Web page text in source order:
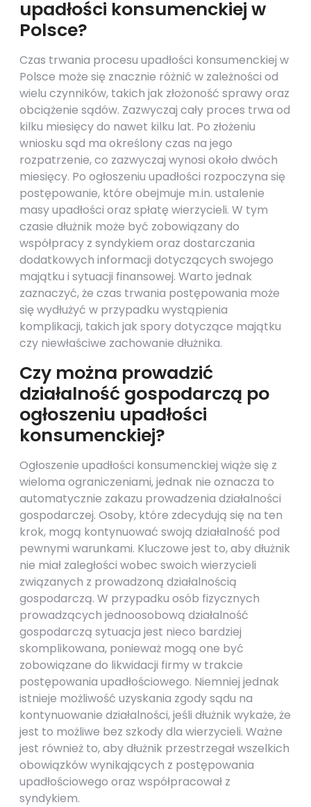
upadłości konsumenckiej w
Polsce?
Czas trwania procesu upadłości konsumenckiej w
Polsce może się znacznie różnić w zależności od
wielu czynników, takich jak złożoność sprawy oraz
obciążenie sądów. Zazwyczaj cały proces trwa od
kilku miesięcy do nawet kilku lat. Po złożeniu
wniosku sąd ma określony czas na jego
rozpatrzenie, co zazwyczaj wynosi około dwóch
miesięcy. Po ogłoszeniu upadłości rozpoczyna się
postępowanie, które obejmuje m.in. ustalenie
masy upadłości oraz spłatę wierzycieli. W tym
czasie dłużnik może być zobowiązany do
współpracy z syndykiem oraz dostarczania
dodatkowych informacji dotyczących swojego
majątku i sytuacji finansowej. Warto jednak
zaznaczyć, że czas trwania postępowania może
się wydłużyć w przypadku wystąpienia
komplikacji, takich jak spory dotyczące majątku
czy niewłaściwe zachowanie dłużnika.
Czy można prowadzić
działalność gospodarczą po
ogłoszeniu upadłości
konsumenckiej?
Ogłoszenie upadłości konsumenckiej wiąże się z
wieloma ograniczeniami, jednak nie oznacza to
automatycznie zakazu prowadzenia działalności
gospodarczej. Osoby, które zdecydują się na ten
krok, mogą kontynuować swoją działalność pod
pewnymi warunkami. Kluczowe jest to, aby dłużnik
nie miał zaległości wobec swoich wierzycieli
związanych z prowadzoną działalnością
gospodarczą. W przypadku osób fizycznych
prowadzących jednoosobową działalność
gospodarczą sytuacja jest nieco bardziej
skomplikowana, ponieważ mogą one być
zobowiązane do likwidacji firmy w trakcie
postępowania upadłościowego. Niemniej jednak
istnieje możliwość uzyskania zgody sądu na
kontynuowanie działalności, jeśli dłużnik wykaże, że
jest to możliwe bez szkody dla wierzycieli. Ważne
jest również to, aby dłużnik przestrzegał wszelkich
obowiązków wynikających z postępowania
upadłościowego oraz współpracował z
syndykiem.